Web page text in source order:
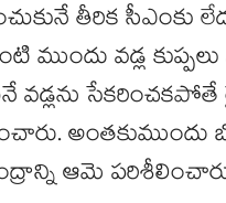
తీరిక
వడ్ల
వడ్లను సేకరించకపోతే
అంతకుముందు
ఆమె